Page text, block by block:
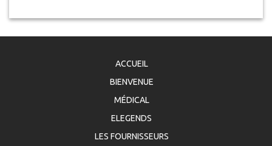
ACCUEIL
BIENVENUE
MÉDICAL
ELEGENDS
LES FOURNISSEURS